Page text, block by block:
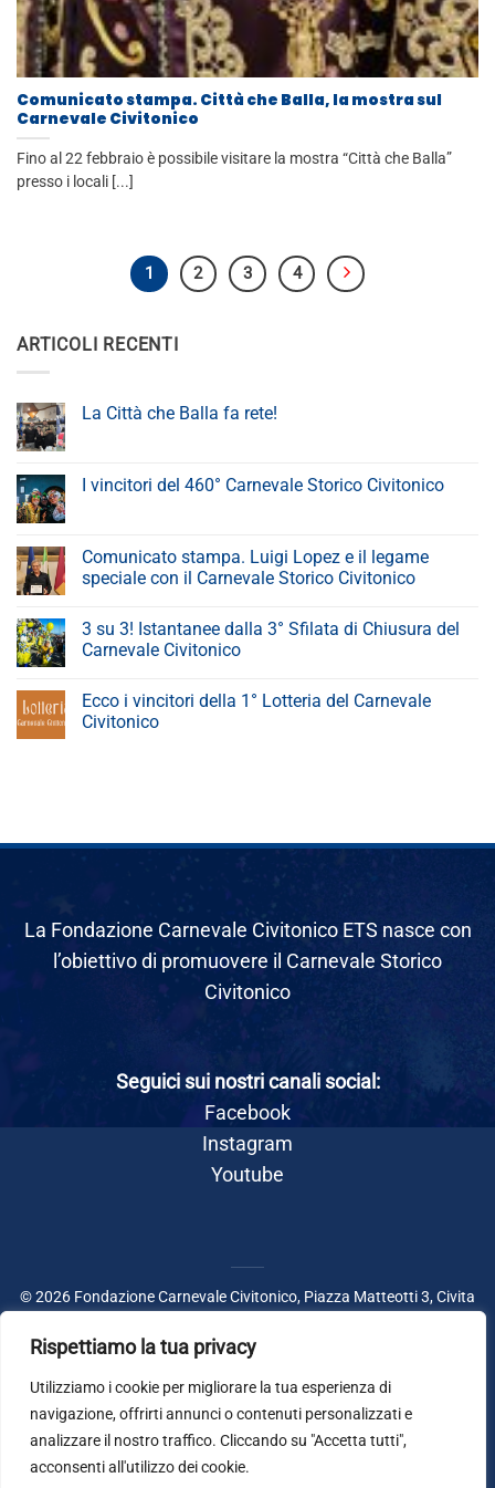
Rispettiamo la tua privacy
Utilizziamo i cookie per migliorare la tua esperienza di
navigazione, offrirti annunci o contenuti personalizzati e
analizzare il nostro traffico. Cliccando su "Accetta tutti",
acconsenti all'utilizzo dei cookie.
Comunicato stampa. Città che Balla, la mostra sul
Carnevale Civitonico
Fino al 22 febbraio è possibile visitare la mostra “Città che Balla”
presso i locali [...]
1 2 3 4
ARTICOLI RECENTI
La Città che Balla fa rete!
I vincitori del 460° Carnevale Storico Civitonico
Comunicato stampa. Luigi Lopez e il legame
speciale con il Carnevale Storico Civitonico
3 su 3! Istantanee dalla 3° Sfilata di Chiusura del
Carnevale Civitonico
Ecco i vincitori della 1° Lotteria del Carnevale
Civitonico
La Fondazione Carnevale Civitonico ETS nasce con
l’obiettivo di promuovere il Carnevale Storico
Civitonico
Seguici sui nostri canali social:
Facebook
Instagram
Youtube
© 2026 Fondazione Carnevale Civitonico, Piazza Matteotti 3, Civita
Amministrazione trasparente
L.R.17/2024, Carnevale storico regionale Ed.2025
realizzato con il sostegno della REGIONE LAZIO